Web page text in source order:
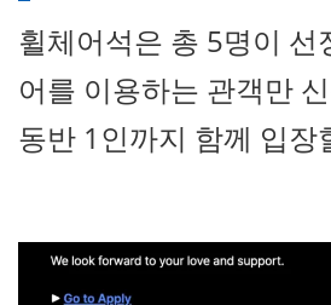
휠체어석은 총 5명이 선
어를 이용하는 관객만
동반 1인까지 함께 입장